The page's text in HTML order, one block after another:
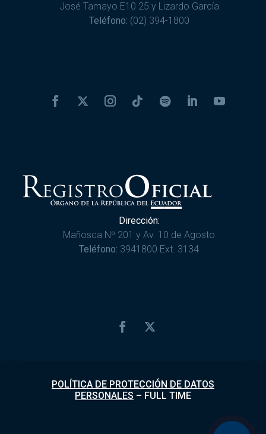
José Tamayo E10 25 y Lizardo García
Teléfono: (02) 394-1800
Dirección:
Mañosca Nº 201 y Av. 10 de Agosto
Teléfono: 3941800 Ext. 3134
POLÍTICA DE PROTECCIÓN DE DATOS
PERSONALES – FULL TIME